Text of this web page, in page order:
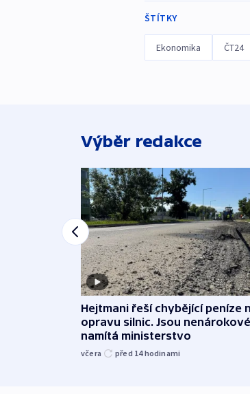
ŠTÍTKY
Ekonomika ČT24
Výběr redakce
Hejtmani řeší chybějící peníze
opravu silnic. Jsou
namítá ministerstvo
včera před 14hodinami